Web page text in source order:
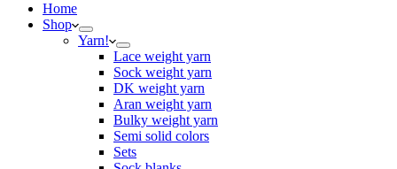
Merino
Home
Shop
Yarn!
Lace weight yarn
Sock weight yarn
DK weight yarn
Aran weight yarn
Bulky weight yarn
Semi solid colors
Sets